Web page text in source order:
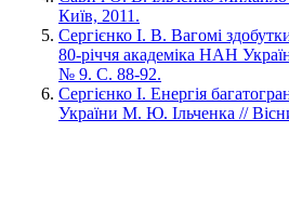
Київ, 2011.
Сергієнко І. В. Вагомі
80-річчя академіка НАН
№ 9. С. 88-92.
Сергієнко І. Енергія
України М. Ю. Ільченка //